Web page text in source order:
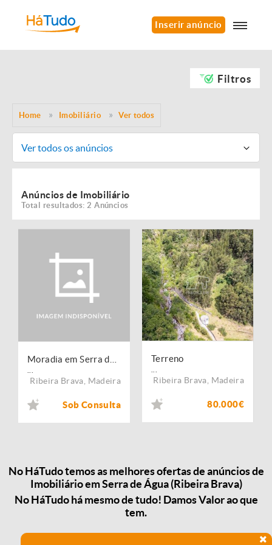
Inserir anúncio
Filtros
Home Imobiliário Ver todos
Ver todos os anúncios
Anúncios de Imobiliário
Total resultados: 2 Anúncios
Ribeira Brava Madeira
Sob Consulta
Terreno
Ribeira Brava Madeira
80.000€
No HáTudo temos as melhores ofertas de anúncios de
Imobiliário em Serra de Água (Ribeira Brava)
No HáTudo há mesmo de tudo! Damos Valor ao que
tem.